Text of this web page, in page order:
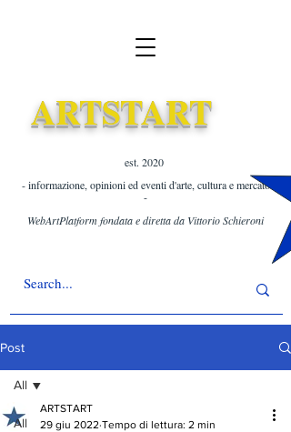
ARTSTART
est. 2020 ​
- informazione, opinioni ed eventi d'arte, cultura e mercato
-
WebArtPlatform fondata e diretta da Vittorio Schieroni
Post
All
All
ARTSTART
29 giu 2022 Tempo di lettura: 2 min